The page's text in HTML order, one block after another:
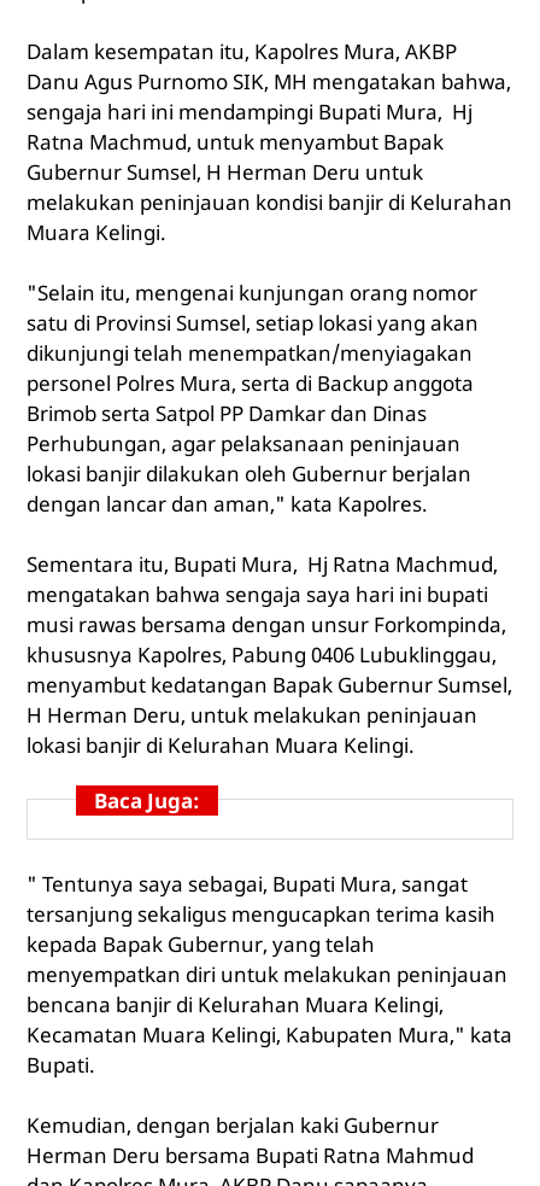
Dalam kesempatan itu, Kapolres Mura, AKBP
Danu Agus Purnomo SIK, MH mengatakan bahwa,
sengaja hari ini mendampingi Bupati Mura, Hj
Ratna Machmud, untuk menyambut Bapak
Gubernur Sumsel, H Herman Deru untuk
melakukan peninjauan kondisi banjir di Kelurahan
Muara Kelingi.
"Selain itu, mengenai kunjungan orang nomor
satu di Provinsi Sumsel, setiap lokasi yang akan
dikunjungi telah menempatkan/menyiagakan
personel Polres Mura, serta di Backup anggota
Brimob serta Satpol PP Damkar dan Dinas
Perhubungan, agar pelaksanaan peninjauan
lokasi banjir dilakukan oleh Gubernur berjalan
dengan lancar dan aman," kata Kapolres.
Sementara itu, Bupati Mura, Hj Ratna Machmud,
mengatakan bahwa sengaja saya hari ini bupati
musi rawas bersama dengan unsur Forkompinda,
khususnya Kapolres, Pabung 0406 Lubuklinggau,
menyambut kedatangan Bapak Gubernur Sumsel,
H Herman Deru, untuk melakukan peninjauan
lokasi banjir di Kelurahan Muara Kelingi.
Baca Juga:
" Tentunya saya sebagai, Bupati Mura, sangat
tersanjung sekaligus mengucapkan terima kasih
kepada Bapak Gubernur, yang telah
menyempatkan diri untuk melakukan peninjauan
bencana banjir di Kelurahan Muara Kelingi,
Kecamatan Muara Kelingi, Kabupaten Mura," kata
Bupati.
Kemudian, dengan berjalan kaki Gubernur
Herman Deru bersama Bupati Ratna Mahmud